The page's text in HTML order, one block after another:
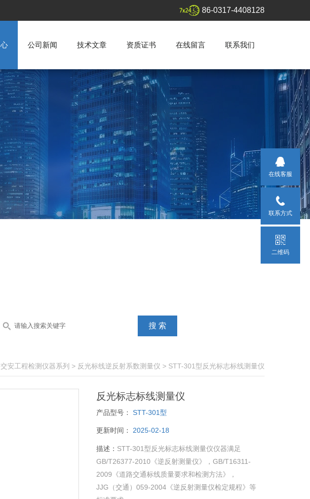
86-0317-4408128
公司新闻 技术文章 资质证书 在线留言 联系我们
交安工程检测仪器系列 > 反光标线逆反射系数测量仪 > STT-301型反光标志标线测量仪
反光标志标线测量仪
产品型号： STT-301型
更新时间： 2025-02-18
描述： STT-301型反光标志标线测量仪仪器满足
GB/T26377-2010《逆反射测量仪》，GB/T16311-
2009《道路交通标线质量要求和检测方法》，
JJG（交通）059-2004《逆反射测量仪检定规程》等
在线客服
联系方式
二维码